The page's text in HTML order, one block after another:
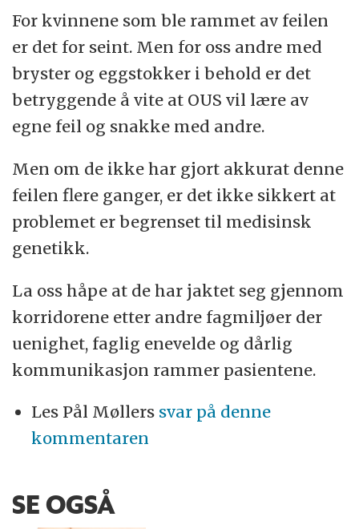
For kvinnene som ble rammet av feilen
er det for seint. Men for oss andre med
bryster og eggstokker i behold er det
betryggende å vite at OUS vil lære av
egne feil og snakke med andre.
Men om de ikke har gjort akkurat denne
feilen flere ganger, er det ikke sikkert at
problemet er begrenset til medisinsk
genetikk.
La oss håpe at de har jaktet seg gjennom
korridorene etter andre fagmiljøer der
uenighet, faglig enevelde og dårlig
kommunikasjon rammer pasientene.
Les Pål Møllers svar på denne
kommentaren
SE OGSÅ